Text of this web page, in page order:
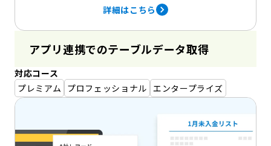
詳細はこちら
アプリ連携でのテーブルデータ取得
対応コース
プレミアム プロフェッショナル エンタープライズ